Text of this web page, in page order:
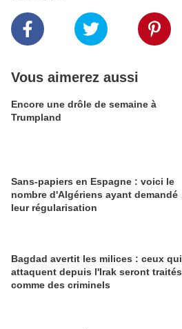
Vous aimerez aussi
Encore une drôle de semaine à
Trumpland
Sans-papiers en Espagne : voici le
nombre d'Algériens ayant demandé
leur régularisation
Bagdad avertit les milices : ceux qui
attaquent depuis l'Irak seront traités
comme des criminels